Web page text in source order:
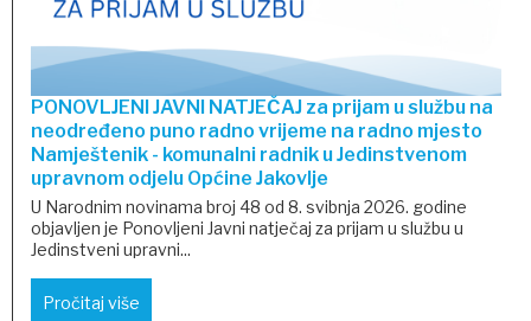
PONOVLJENI JAVNI NATJEČAJ za prijam u službu na
neodređeno puno radno vrijeme na radno mjesto
Namještenik - komunalni radnik u Jedinstvenom
upravnom odjelu Općine Jakovlje
U Narodnim novinama broj 48 od 8. svibnja 2026. godine
objavljen je Ponovljeni Javni natječaj za prijam u službu u
Jedinstveni upravni...
Pročitaj više